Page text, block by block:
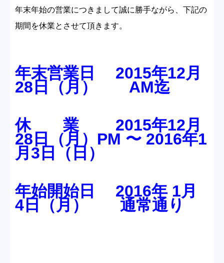
年末年始の営業につきまして誠に勝手ながら、下記の
期間を休業とさせて頂きます。
年末営業日 2015年12月
28日（月） AM迄
休 業 2015年12月
28日（月）PM 〜 2016年1
月3日（日）
年始開始日 2016年 1月
4日（月） 通常通り